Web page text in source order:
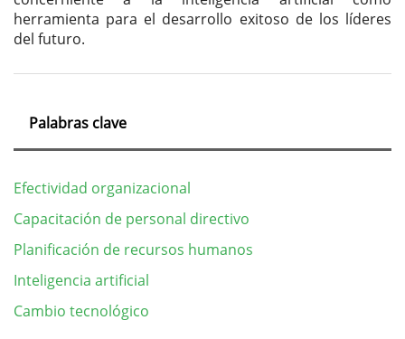
herramienta para el desarrollo exitoso de los líderes
del futuro.
Palabras clave
Efectividad organizacional
Capacitación de personal directivo
Planificación de recursos humanos
Inteligencia artificial
Cambio tecnológico